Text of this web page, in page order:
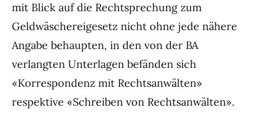
mit Blick auf die Rechtsprechung zum
Geldwäschereigesetz nicht ohne jede nähere
Angabe behaupten, in den von der BA
verlangten Unterlagen befänden sich
«Korrespondenz mit Rechtsanwälten»
respektive «Schreiben von Rechtsanwälten».